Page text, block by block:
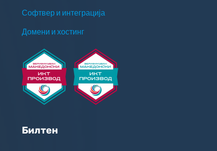
Софтвер и интеграција
Домени и хостинг
Билтен